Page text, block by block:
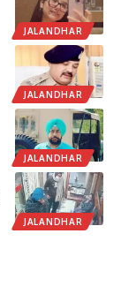
JALANDHAR
JALANDHAR
JALANDHAR
JALANDHAR